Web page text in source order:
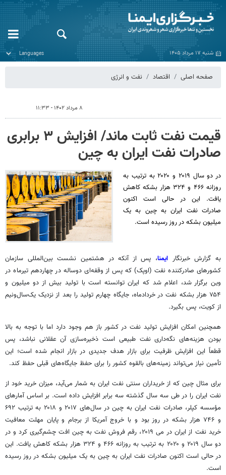
شنبه ۱۷ مرداد ۱۴۰۵
صفحه اصلی اقتصاد نفت و انرژی
۸ مرداد ۱۴۰۲ - ۱۱:۳۳
قیمت نفت ثابت ماند/ افزایش ۳ برابری
صادرات نفت ایران به چین
در دو سال ۲۰۱۹ و ۲۰۲۰ به ترتیب به
روزانه ۴۶۶ و ۳۲۴ هزار بشکه کاهش
یافت. این در حالی است اکنون
صادرات نفت ایران به چین به یک
میلیون بشکه در روز رسیده است.
به گزارش خبرنگار ایمنا، پس از آنکه در هشتمین نشست بین‌المللی سازمان
کشورهای صادرکننده نفت (اوپک) که پس از وقفه‌ای دوساله در چهاردهم تیرماه در
وین برگزار شد، اعلام شد که ایران توانسته است با تولید بیش از دو میلیون و
۷۵۴ هزار بشکه نفت در خردادماه، جایگاه چهارم تولید را بعد از نزدیک
یک‌سال‌ونیم
از کویت، پس بگیرد.
همچنین امکان افزایش تولید نفت در کشور باز هم وجود دارد اما با توجه به بالا
بودن هزینه‌های نگه‌داری نفت طبیعی است ذخیره‌سازی آن عقلانی نباشد، پس
قطعاً این افزایش ظرفیت برای بازار هدف جدیدی در بازار انجام شده است؛ این
تأمین نیاز می‌تواند زمینه‌های بالقوه کشور را برای حفظ جایگاه‌های قبلی حفظ کند.
برای مثال چین که از خریداران سنتی نفت ایران به شمار می‌آید، میزان خرید خود از
نفت ایران را در طی سه سال گذشته سه برابر افزایش داده است. بر اساس آمارهای
مؤسسه کپلر، صادرات نفت ایران به چین در سال‌های ۲۰۱۷ و ۲۰۱۸ به ترتیب ۶۹۲
و ۷۴۶ هزار بشکه در روز بود و با خروج آمریکا از برجام و پایان مهلت معافیت
خرید نفت از ایران در می
۲۰۱۹، رقم فروش نفت به چین افت چشم‌گیری کرد و در
دو سال ۲۰۱۹ و ۲۰۲۰ به ترتیب به روزانه ۴۶۶ و ۳۲۴ هزار بشکه کاهش یافت. این
در حالی است اکنون صادرات نفت ایران به چین به یک میلیون بشکه در روز رسیده
است.